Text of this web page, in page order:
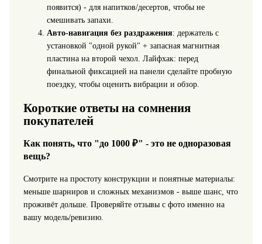
появится) - для напитков/десертов, чтобы не
смешивать запахи.
Авто-навигация без раздражения: держатель с
установкой "одной рукой" + запасная магнитная
пластина на второй чехол. Лайфхак: перед
финальной фиксацией на панели сделайте пробную
поездку, чтобы оценить вибрации и обзор.
Короткие ответы на сомнения
покупателей
Как понять, что "до 1000 ₽" - это не одноразовая
вещь?
Смотрите на простоту конструкции и понятные материалы:
меньше шарниров и сложных механизмов - выше шанс, что
проживёт дольше. Проверяйте отзывы с фото именно на
вашу модель/ревизию.